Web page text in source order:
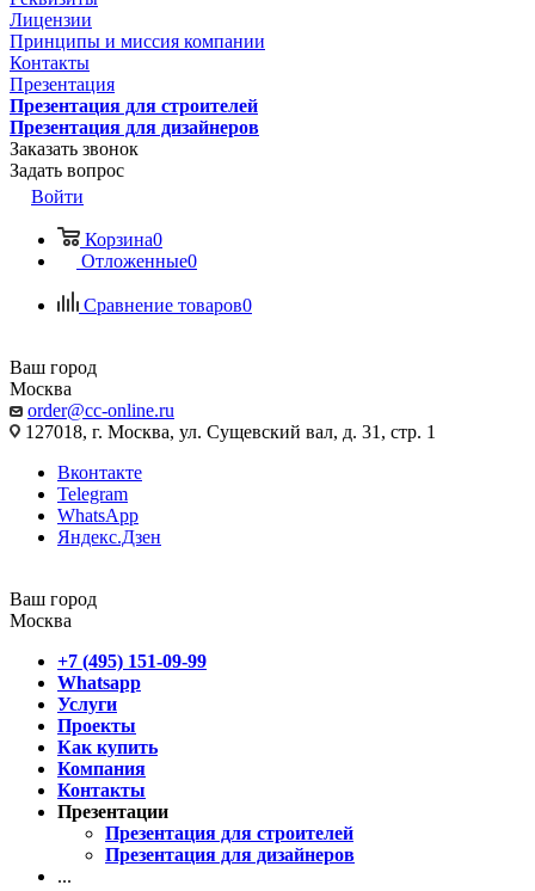
Лицензии
Принципы и миссия компании
Контакты
Презентация
Презентация для строителей
Презентация для дизайнеров
Заказать звонок
Задать вопрос
Войти
Корзина0
Отложенные0
Сравнение товаров0
Ваш город
Москва
order@cc-online.ru
127018, г. Москва, ул. Сущевский вал, д. 31, стр. 1
Вконтакте
Telegram
WhatsApp
Яндекс.Дзен
Ваш город
Москва
+7 (495) 151-09-99
Whatsapp
Услуги
Проекты
Как купить
Компания
Контакты
Презентации
Презентация для строителей
Презентация для дизайнеров
...